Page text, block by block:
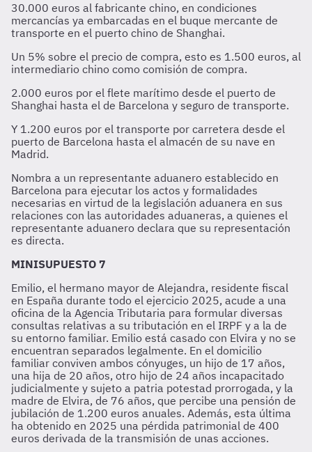
30.000 euros al fabricante chino, en condiciones
mercancías ya embarcadas en el buque mercante de
transporte en el puerto chino de Shanghai.
Un 5% sobre el precio de compra, esto es 1.500 euros, al
intermediario chino como comisión de compra.
2.000 euros por el flete marítimo desde el puerto de
Shanghai hasta el de Barcelona y seguro de transporte.
Y 1.200 euros por el transporte por carretera desde el
puerto de Barcelona hasta el almacén de su nave en
Madrid.
Nombra a un representante aduanero establecido en
Barcelona para ejecutar los actos y formalidades
necesarias en virtud de la legislación aduanera en sus
relaciones con las autoridades aduaneras, a quienes el
representante aduanero declara que su representación
es directa.
MINISUPUESTO 7
Emilio, el hermano mayor de Alejandra, residente fiscal
en España durante todo el ejercicio 2025, acude a una
oficina de la Agencia Tributaria para formular diversas
consultas relativas a su tributación en el IRPF y a la de
su entorno familiar. Emilio está casado con Elvira y no se
encuentran separados legalmente. En el domicilio
familiar conviven ambos cónyuges, un hijo de 17 años,
una hija de 20 años, otro hijo de 24 años incapacitado
judicialmente y sujeto a patria potestad prorrogada, y la
madre de Elvira, de 76 años, que percibe una pensión de
jubilación de 1.200 euros anuales. Además, esta última
ha obtenido en 2025 una pérdida patrimonial de 400
euros derivada de la transmisión de unas acciones.